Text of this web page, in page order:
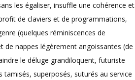
les égaliser, insuffle une cohérence et
de claviers et de programmations,
(quelques réminiscences de
de nappes légèrement angoissantes (de
le déluge grandiloquent, futuriste
superposés, suturés au service